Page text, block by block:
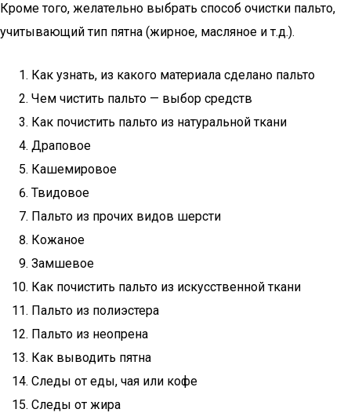
Кроме того, желательно выбрать способ очистки пальто,
учитывающий тип пятна (жирное, масляное и т.д.).
Как узнать, из какого материала сделано пальто
Чем чистить пальто — выбор средств
Как почистить пальто из натуральной ткани
Драповое
Кашемировое
Твидовое
Пальто из прочих видов шерсти
Кожаное
Замшевое
Как почистить пальто из искусственной ткани
Пальто из полиэстера
Пальто из неопрена
Как выводить пятна
Следы от еды, чая или кофе
Следы от жира